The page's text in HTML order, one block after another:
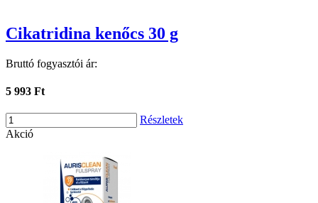
Cikatridina kenőcs 30 g
Bruttó fogyasztói ár:
5 993 Ft
Részletek
Akció